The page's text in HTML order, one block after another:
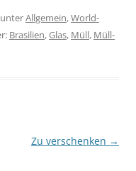
unterAllgemein,World-
Brasilien,Glas, Müll, Müll-
Zu verschenken →